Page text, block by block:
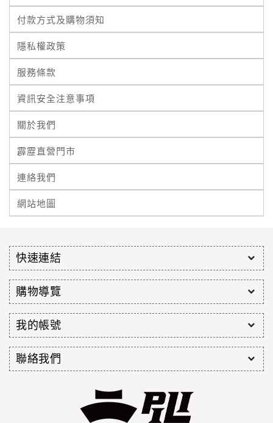
付款方式及購物須知
隱私權政策
服務條款
資訊安全注意事項
關於我們
霹靂直營門市
連絡我們
網站地圖
快速連結
購物導覽
我的帳號
聯絡我們